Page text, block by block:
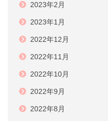
2023年2月
2023年1月
2022年12月
2022年11月
2022年10月
2022年9月
2022年8月